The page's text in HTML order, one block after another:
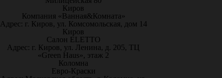
Киров
Компания «Ванная&Комната»
Адрес: г. Киров, ул. Комсомольская, дом 14
Киров
Салон ELETTO
Адрес: г. Киров, ул. Ленина, д. 205, ТЦ
«Green Haus», этаж 2
Коломна
Евро-Краски